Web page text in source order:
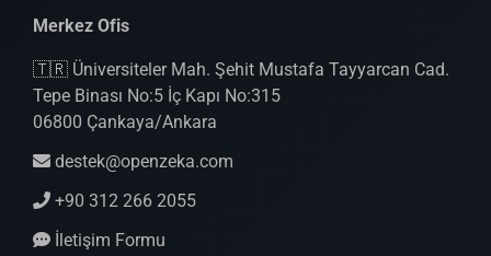
Merkez Ofis
🇹🇷 Üniversiteler Mah. Şehit Mustafa Tayyarcan Cad.
Tepe Binası No:5 İç Kapı No:315
06800 Çankaya/Ankara
destek@openzeka.com
+90 312 266 2055
İletişim Formu